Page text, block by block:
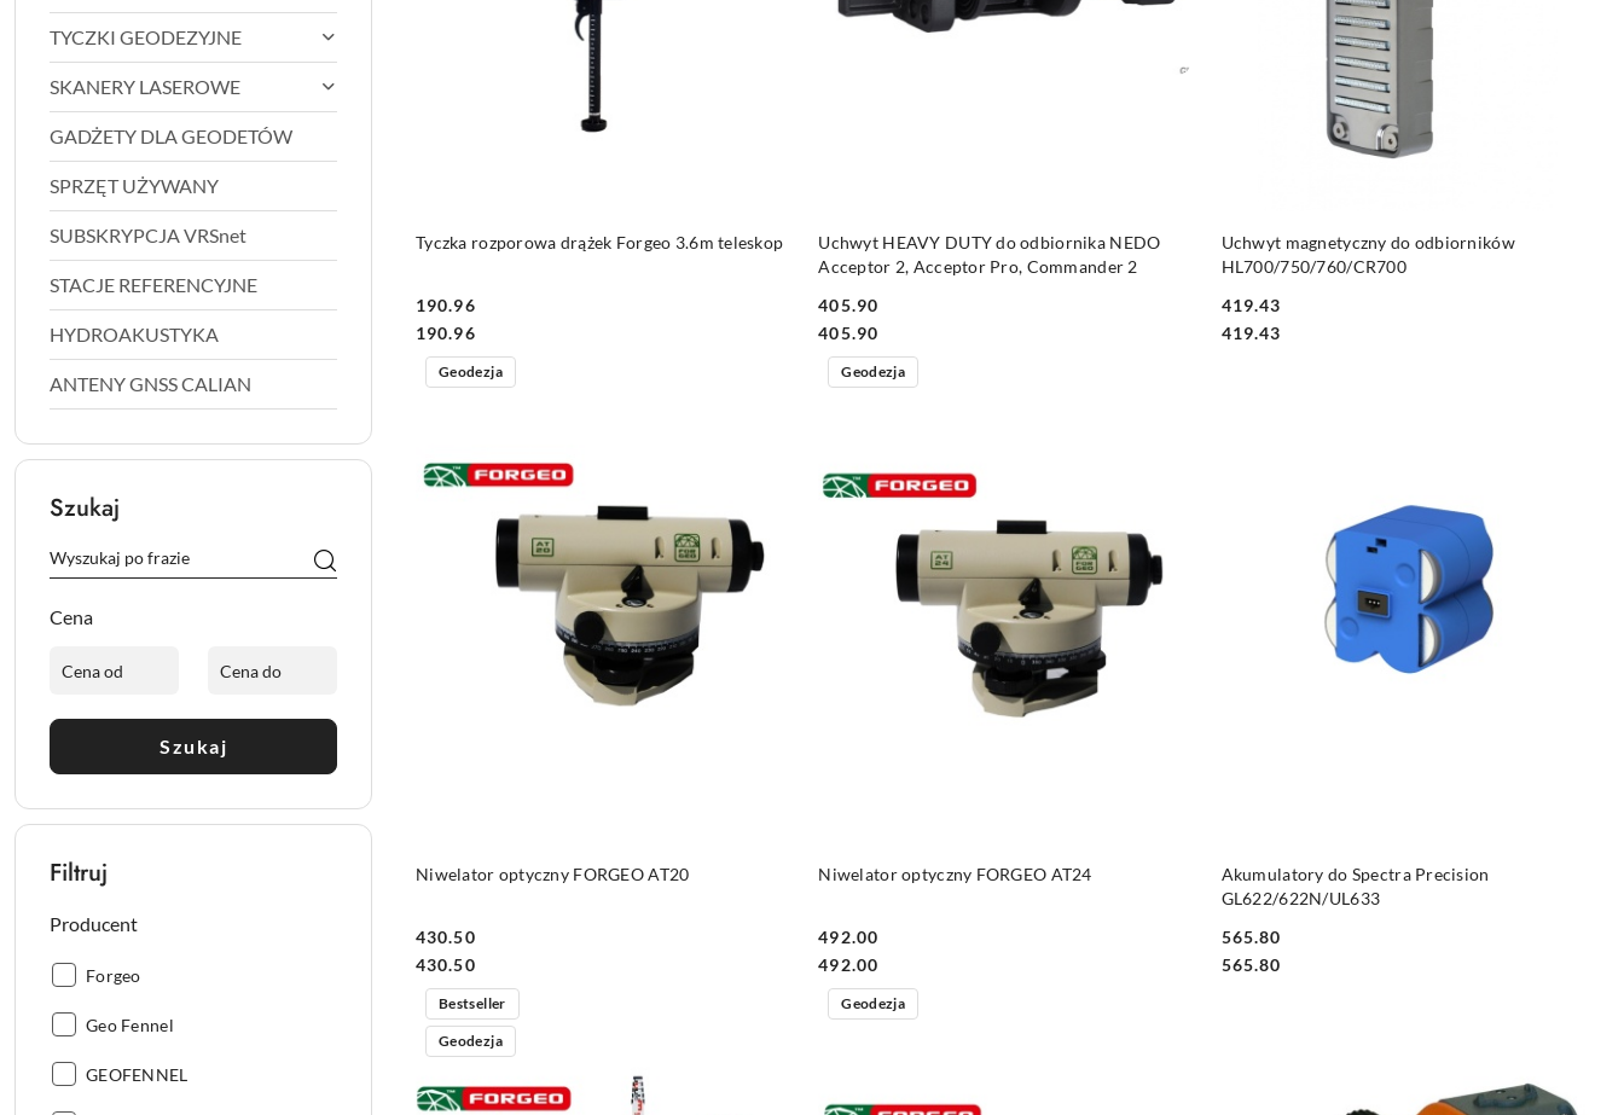
TYCZKI GEODEZYJNE
SKANERY LASEROWE
GADŻETY DLA GEODETÓW
SPRZĘT UŻYWANY
SUBSKRYPCJA VRSnet
STACJE REFERENCYJNE
HYDROAKUSTYKA
ANTENY GNSS CALIAN
Szukaj
Cena
Szukaj
Filtruj
Producent
Producent:
Forgeo
Producent:
Geo Fennel
Producent:
GEOFENNEL
Tyczka rozporowa drążek Forgeo 3.6m teleskop
Cena:
190.96
Cena:
190.96
Uchwyt HEAVY DUTY do odbiornika NEDO
Acceptor 2, Acceptor Pro, Commander 2
Cena:
405.90
Cena:
405.90
Uchwyt magnetyczny do odbiorników
HL700/750/760/CR700
Cena:
419.43
Cena:
419.43
Niwelator optyczny FORGEO AT20
Cena:
430.50
Cena:
430.50
Geodezja
Niwelator optyczny FORGEO AT24
Cena:
492.00
Cena:
492.00
Geodezja
Akumulatory do Spectra Precision
GL622/622N/UL633
Cena:
565.80
Cena:
565.80
Bestseller
Geodezja
Geodezja